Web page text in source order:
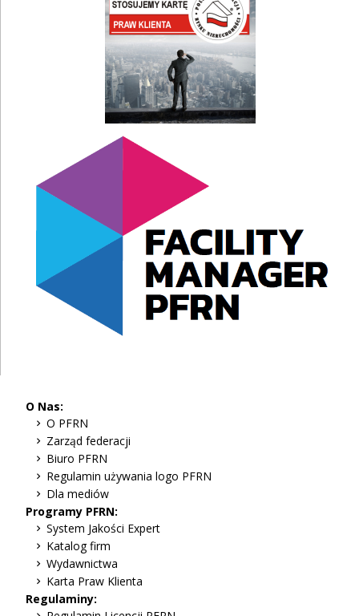
O Nas:
O PFRN
Zarząd federacji
Biuro PFRN
Regulamin używania logo PFRN
Dla mediów
Programy PFRN:
System Jakości Expert
Katalog firm
Wydawnictwa
Karta Praw Klienta
Regulaminy: